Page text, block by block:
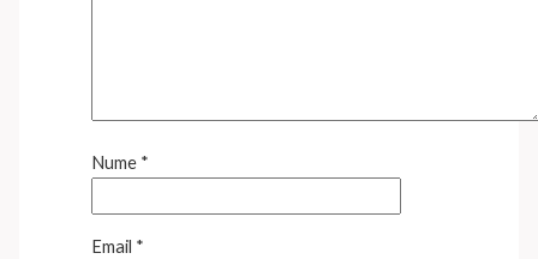
Nume *
Email *